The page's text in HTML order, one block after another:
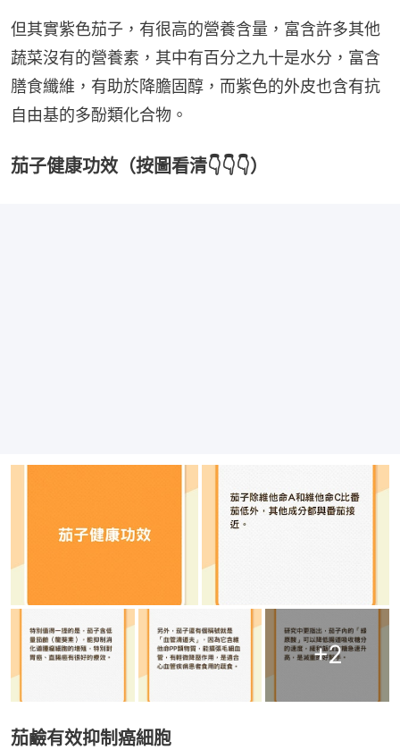
但其實紫色茄子，有很高的營養含量，富含許多其他
蔬菜沒有的營養素，其中有百分之九十是水分，富含
膳食纖維，有助於降膽固醇，而紫色的外皮也含有抗
自由基的多酚類化合物。
茄子健康功效（按圖看清👇👇👇）
+2
茄鹼有效抑制癌細胞